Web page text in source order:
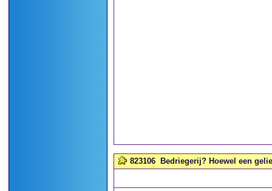
823106 Bedriegerij? Hoewel een